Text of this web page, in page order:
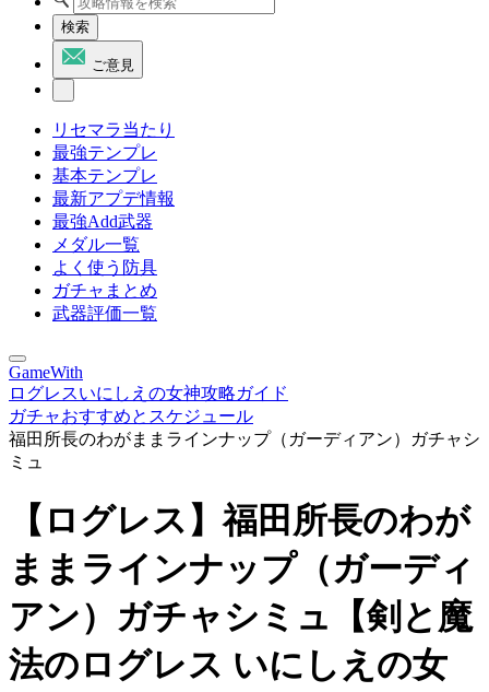
検索
ご意見
リセマラ当たり
最強テンプレ
基本テンプレ
最新アプデ情報
最強Add武器
メダル一覧
よく使う防具
ガチャまとめ
武器評価一覧
GameWith
ログレスいにしえの女神攻略ガイド
ガチャおすすめとスケジュール
福田所長のわがままラインナップ（ガーディアン）ガチャシ
ミュ
【ログレス】福田所長のわが
ままラインナップ（ガーディ
アン）ガチャシミュ【剣と魔
法のログレス いにしえの女